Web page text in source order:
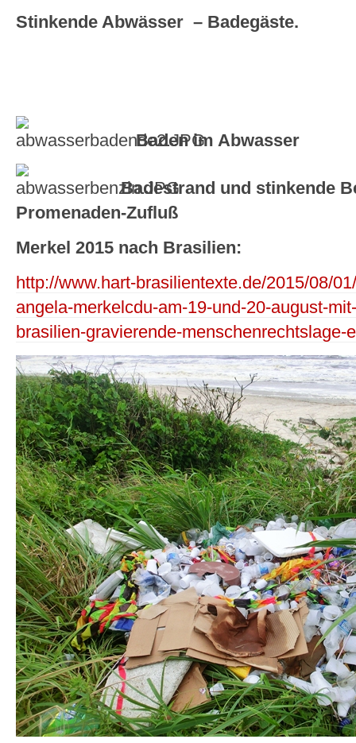
Stinkende Abwässer – Badegäste.
Baden im Abwasser
Badestrand und stinkende
Promenaden-Zufluß
Merkel 2015 nach Brasilien:
http://www.hart-brasilientexte.de/2015/08/
angela-merkelcdu-am-19-und-20-august-
brasilien-gravierende-menschenrechtslage-